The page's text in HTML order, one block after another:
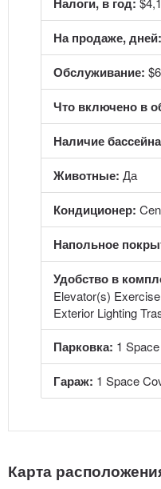
На продаже, дней:
Обслуживание:
Что включено в
Наличие
Животные: Да
Кондиционер:
Напольное
Удобство в
Elevator(s)
Exterior Lighting
Парковка: 1
Гараж: 1 Space
Карта